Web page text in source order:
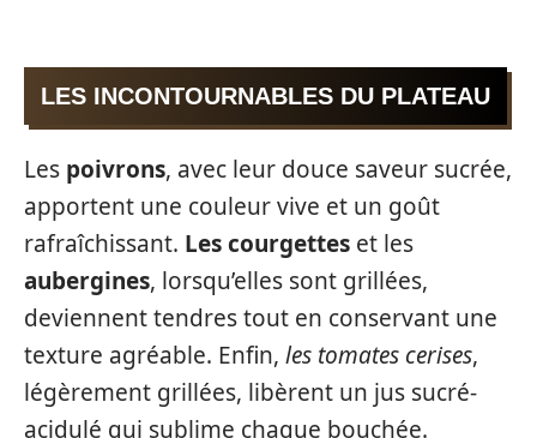
LES INCONTOURNABLES DU PLATEAU
Les poivrons, avec leur douce saveur sucrée,
apportent une couleur vive et un goût
rafraîchissant. Les courgettes et les
aubergines, lorsqu’elles sont grillées,
deviennent tendres tout en conservant une
texture agréable. Enfin, les tomates cerises,
légèrement grillées, libèrent un jus sucré-
acidulé qui sublime chaque bouchée.